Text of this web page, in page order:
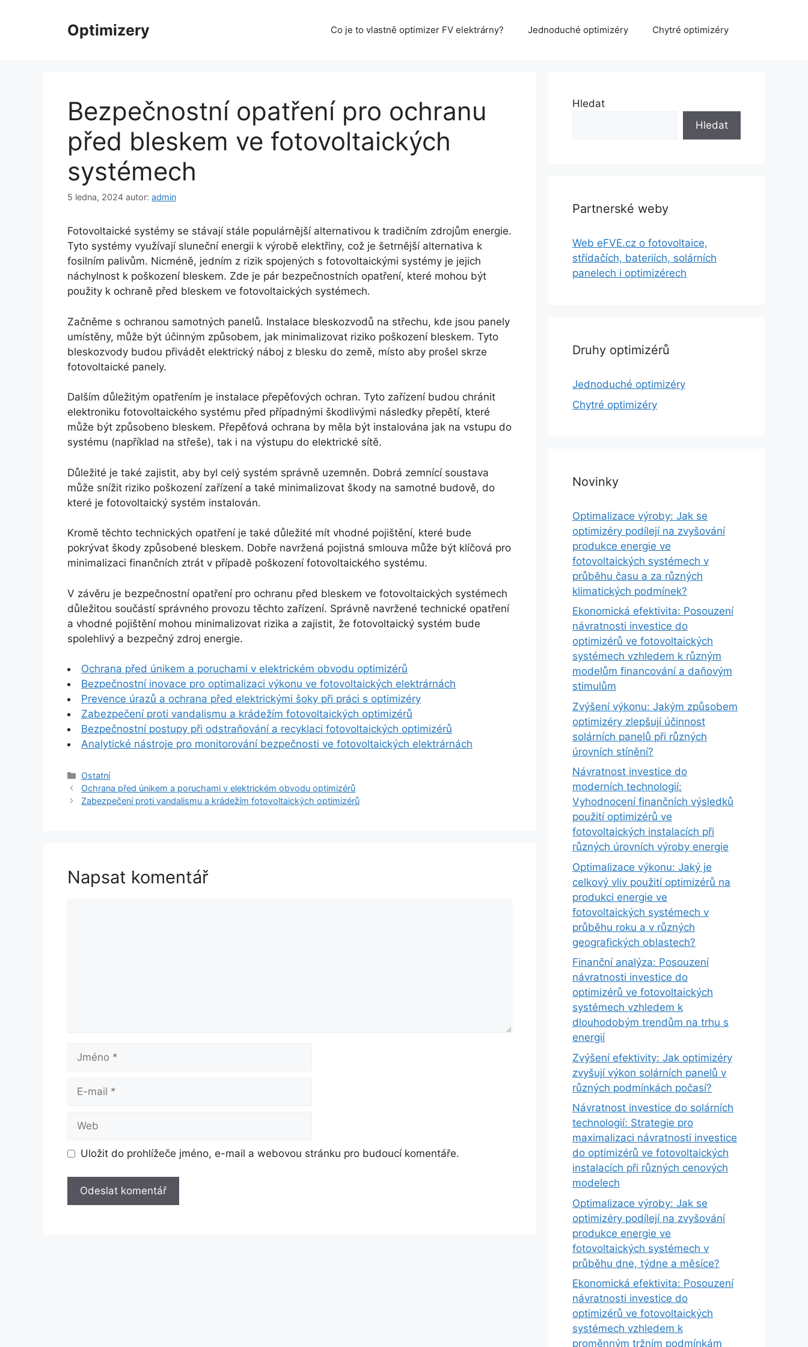
Optimizery Co je to vlastně optimizer FV elektrárny? Jednoduché optimizéry Chytré optimizéry
Bezpečnostní opatření pro ochranu
před bleskem ve fotovoltaických
systémech
5 ledna, 2024 autor: admin
Fotovoltaické systémy se stávají stále populárnější alternativou k tradičním zdrojům energie.
Tyto systémy využívají sluneční energii k výrobě elektřiny, což je šetrnější alternativa k
fosilním palivům. Nicméně, jedním z rizik spojených s fotovoltaickými systémy je jejich
náchylnost k poškození bleskem. Zde je pár bezpečnostních opatření, které mohou být
použity k ochraně před bleskem ve fotovoltaických systémech.
Začněme s ochranou samotných panelů. Instalace bleskozvodů na střechu, kde jsou panely
umístěny, může být účinným způsobem, jak minimalizovat riziko poškození bleskem. Tyto
bleskozvody budou přivádět elektrický náboj z blesku do země, místo aby prošel skrze
fotovoltaické panely.
Dalším důležitým opatřením je instalace přepěťových ochran. Tyto zařízení budou chránit
elektroniku fotovoltaického systému před případnými škodlivými následky přepětí, které
může být způsobeno bleskem. Přepěťová ochrana by měla být instalována jak na vstupu do
systému (například na střeše), tak i na výstupu do elektrické sítě.
Důležité je také zajistit, aby byl celý systém správně uzemněn. Dobrá zemnící soustava
může snížit riziko poškození zařízení a také minimalizovat škody na samotné budově, do
které je fotovoltaický systém instalován.
Kromě těchto technických opatření je také důležité mít vhodné pojištění, které bude
pokrývat škody způsobené bleskem. Dobře navržená pojistná smlouva může být klíčová pro
minimalizaci finančních ztrát v případě poškození fotovoltaického systému.
V závěru je bezpečnostní opatření pro ochranu před bleskem ve fotovoltaických systémech
důležitou součástí správného provozu těchto zařízení. Správně navržené technické opatření
a vhodné pojištění mohou minimalizovat rizika a zajistit, že fotovoltaický systém bude
spolehlivý a bezpečný zdroj energie.
Ochrana před únikem a poruchami v elektrickém obvodu optimizérů
Bezpečnostní inovace pro optimalizaci výkonu ve fotovoltaických elektrárnách
Prevence úrazů a ochrana před elektrickými šoky při práci s optimizéry
Zabezpečení proti vandalismu a krádežím fotovoltaických optimizérů
Bezpečnostní postupy při odstraňování a recyklaci fotovoltaických optimizérů
Analytické nástroje pro monitorování bezpečnosti ve fotovoltaických elektrárnách
Rubriky
Ostatní
Ochrana před únikem a poruchami v elektrickém obvodu optimizérů
Zabezpečení proti vandalismu a krádežím fotovoltaických optimizérů
Napsat komentář
Jméno
Web
Uložit do prohlížeče jméno, e-mail a webovou stránku pro budoucí komentáře.
Hledat
Hledat
Partnerské weby
Web eFVE.cz o fotovoltaice,
střídačích, bateriích, solárních
panelech i optimizérech
Druhy optimizérů
Jednoduché optimizéry
Chytré optimizéry
Novinky
Optimalizace výroby: Jak se
optimizéry podílejí na zvyšování
produkce energie ve
fotovoltaických systémech v
průběhu času a za různých
klimatických podmínek?
Ekonomická efektivita: Posouzení
návratnosti investice do
optimizérů ve fotovoltaických
systémech vzhledem k různým
modelům financování a daňovým
stimulům
Zvýšení výkonu: Jakým způsobem
optimizéry zlepšují účinnost
solárních panelů při různých
úrovních stínění?
Návratnost investice do
moderních technologií:
Vyhodnocení finančních výsledků
použití optimizérů ve
fotovoltaických instalacích při
různých úrovních výroby energie
Optimalizace výkonu: Jaký je
celkový vliv použití optimizérů na
produkci energie ve
fotovoltaických systémech v
průběhu roku a v různých
geografických oblastech?
Finanční analýza: Posouzení
návratnosti investice do
optimizérů ve fotovoltaických
systémech vzhledem k
dlouhodobým trendům na trhu s
energií
Zvýšení efektivity: Jak optimizéry
zvyšují výkon solárních panelů v
různých podmínkách počasí?
Návratnost investice do solárních
technologií: Strategie pro
maximalizaci návratnosti investice
do optimizérů ve fotovoltaických
instalacích při různých cenových
modelech
Optimalizace výroby: Jak se
optimizéry podílejí na zvyšování
produkce energie ve
fotovoltaických systémech v
průběhu dne, týdne a měsíce?
Ekonomická efektivita: Posouzení
návratnosti investice do
optimizérů ve fotovoltaických
systémech vzhledem k
proměnným tržním podmínkám